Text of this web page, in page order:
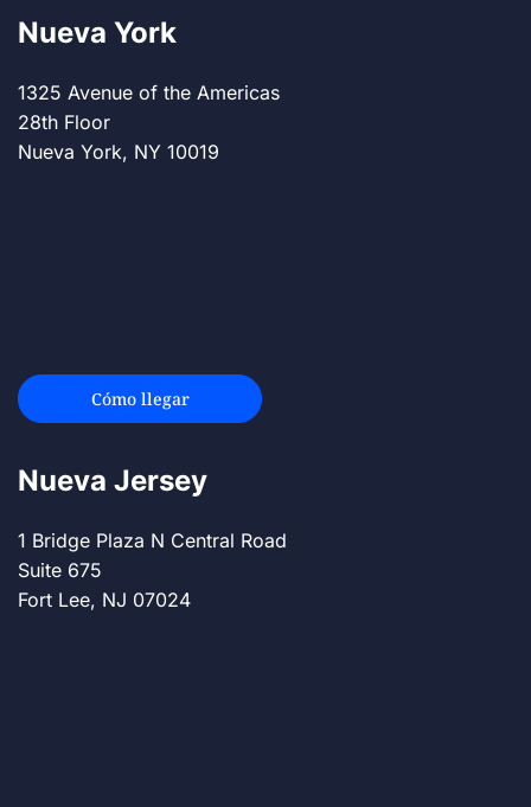
Nueva York
1325 Avenue of the Americas
28th Floor
Nueva York, NY 10019
Cómo llegar
Nueva Jersey
1 Bridge Plaza N Central Road
Suite 675
Fort Lee, NJ 07024